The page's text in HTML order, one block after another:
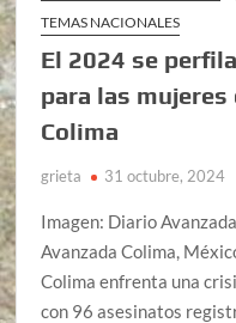
TEMAS NACIONALES
El 2024 se
para las
Colima
grieta 31 octubre, 2024
Imagen: Diario
Avanzada Colima,
Colima enfrenta una
con 96 asesinatos